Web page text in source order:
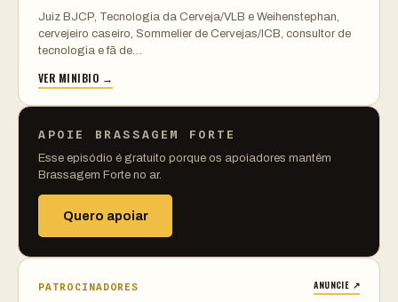
Juiz BJCP, Tecnologia da Cerveja/VLB e Weihenstephan,
cervejeiro caseiro, Sommelier de Cervejas/ICB, consultor de
tecnologia e fã de…
VER MINIBIO →
APOIE BRASSAGEM FORTE
Esse episódio é gratuito porque os apoiadores mantêm
Brassagem Forte no ar.
Quero apoiar
PATROCINADORES ANUNCIE ↗